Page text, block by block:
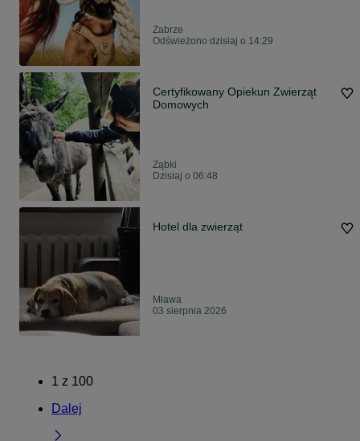
Zabrze
Odświeżono dzisiaj o 14:29
Certyfikowany Opiekun Zwierząt
Domowych
Ząbki
Dzisiaj o 06:48
Hotel dla zwierząt
Mława
03 sierpnia 2026
1 z 100
Dalej